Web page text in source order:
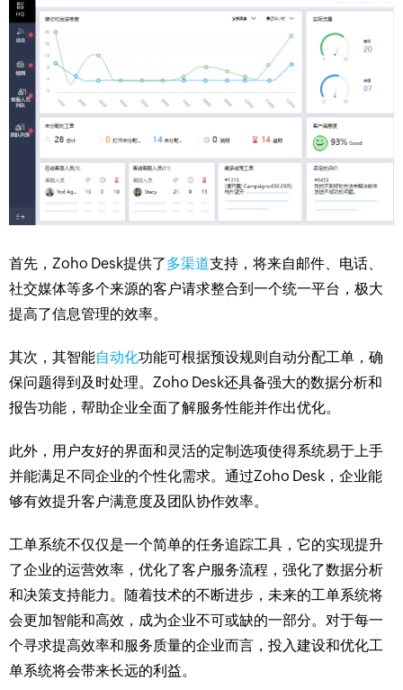
首先，Zoho Desk提供了多渠道支持，将来自邮件、电话、
社交媒体等多个来源的客户请求整合到一个统一平台，极大
提高了信息管理的效率。
其次，其智能自动化功能可根据预设规则自动分配工单，确
保问题得到及时处理。Zoho Desk还具备强大的数据分析和
报告功能，帮助企业全面了解服务性能并作出优化。
此外，用户友好的界面和灵活的定制选项使得系统易于上手
并能满足不同企业的个性化需求。通过Zoho Desk，企业能
够有效提升客户满意度及团队协作效率。
工单系统不仅仅是一个简单的任务追踪工具，它的实现提升
了企业的运营效率，优化了客户服务流程，强化了数据分析
和决策支持能力。随着技术的不断进步，未来的工单系统将
会更加智能和高效，成为企业不可或缺的一部分。对于每一
个寻求提高效率和服务质量的企业而言，投入建设和优化工
单系统将会带来长远的利益。